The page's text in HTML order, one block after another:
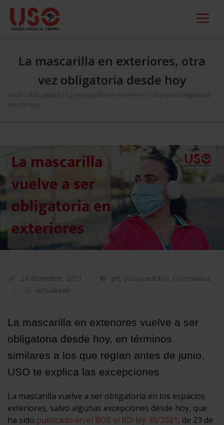
La mascarilla en exteriores, otra
vez obligatoria desde hoy
Inicio Actualidad
La mascarilla en exteriores, otra vez obligatoria
desde hoy
24 diciembre, 2021 prl, sociosanitario, coronavirus
Actualidad
La mascarilla en exteriores vuelve a ser
obligatoria desde hoy, en términos
similares a los que regían antes de junio.
USO te explica las excepciones
La mascarilla vuelve a ser obligatoria en los espacios
exteriores, salvo algunas excepciones desde hoy, que
ha sido publicado en el BOE el RD-ley 30/2021, de 23 de